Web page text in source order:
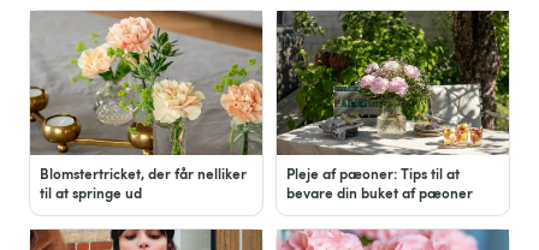
Blomstertricket, der får nelliker
til at springe ud
Pleje af pæoner: Tips til at
bevare din buket af pæoner